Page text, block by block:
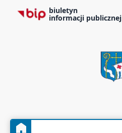
biuletyn
informacji publicznej